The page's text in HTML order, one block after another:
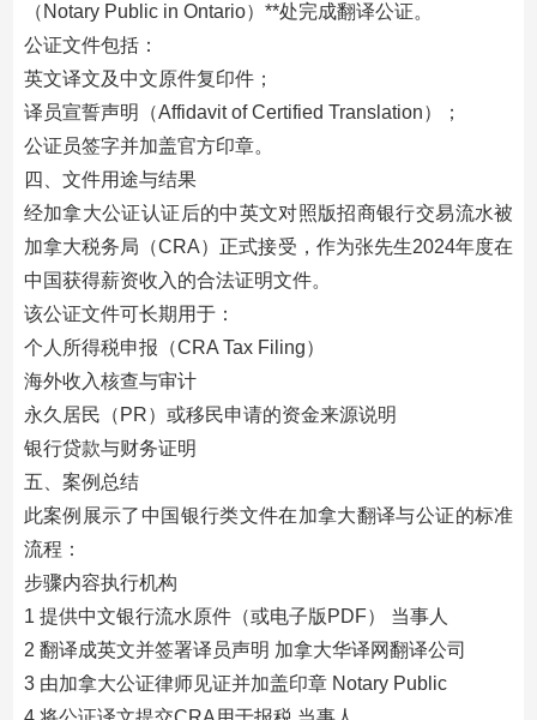
（Notary Public in Ontario）**处完成翻译公证。
公证文件包括：
英文译文及中文原件复印件；
译员宣誓声明（Affidavit of Certified Translation）；
公证员签字并加盖官方印章。
四、文件用途与结果
经加拿大公证认证后的中英文对照版招商银行交易流水被
加拿大税务局（CRA）正式接受，作为张先生2024年度在
中国获得薪资收入的合法证明文件。
该公证文件可长期用于：
个人所得税申报（CRA Tax Filing）
海外收入核查与审计
永久居民（PR）或移民申请的资金来源说明
银行贷款与财务证明
五、案例总结
此案例展示了中国银行类文件在加拿大翻译与公证的标准
流程：
步骤内容执行机构
1 提供中文银行流水原件（或电子版PDF） 当事人
2 翻译成英文并签署译员声明 加拿大华译网翻译公司
3 由加拿大公证律师见证并加盖印章 Notary Public